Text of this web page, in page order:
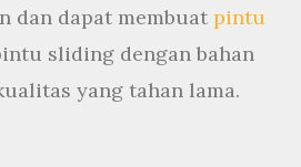
dan dapat membuat pintu
sliding dengan bahan
yang tahan lama.